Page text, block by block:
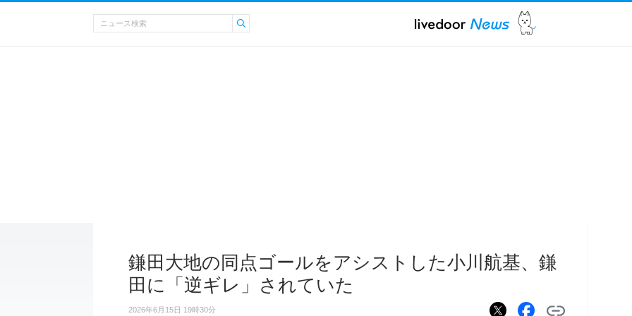
鎌田大地の同点ゴールをアシストした小川航基、鎌
田に「逆ギレ」されていた
2026年6月15日 19時30分